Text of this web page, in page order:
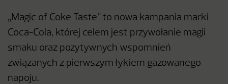
„Magic of Coke Taste” to nowa kampania marki
Coca-Cola, której celem jest przywołanie magii
smaku oraz pozytywnych wspomnień
związanych z pierwszym łykiem gazowanego
napoju.